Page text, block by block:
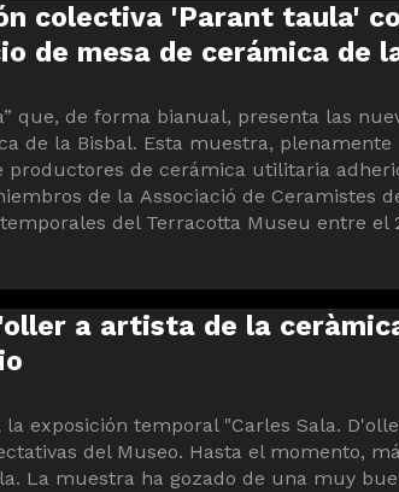
colectiva 'Parant taula'
de mesa de cerámica de
que, de forma bianual, presenta las
de la Bisbal. Esta muestra, plenamente
de cerámica utilitaria
de la Associació de Ceramistes
del Terracotta Museu entre el
a artista de la
exposición temporal "Carles Sala.
del Museo. Hasta el momento,
La muestra ha gozado de una muy